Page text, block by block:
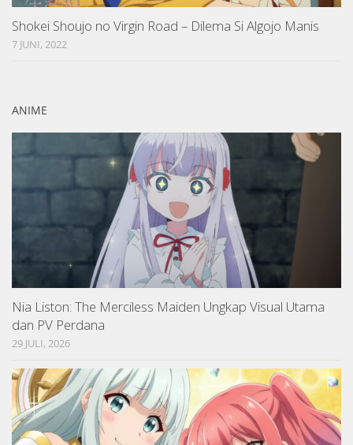
Shokei Shoujo no Virgin Road – Dilema Si Algojo Manis
7 JUNI, 2022
ANIME
Nia Liston: The Merciless Maiden Ungkap Visual Utama
dan PV Perdana
29 JULI, 2026